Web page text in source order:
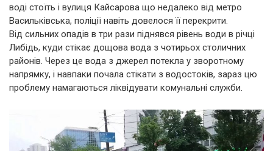
воді стоїть і вулиця Кайсарова що недалеко від метро
Васильківська, поліції навіть довелося її перекрити.
Від сильних опадів в три рази піднявся рівень води в річці
Либідь, куди стікає дощова вода з чотирьох столичних
районів. Через це вода з джерел потекла у зворотному
напрямку, і навпаки почала стікати з водостоків, зараз цю
проблему намагаються ліквідувати комунальні служби.